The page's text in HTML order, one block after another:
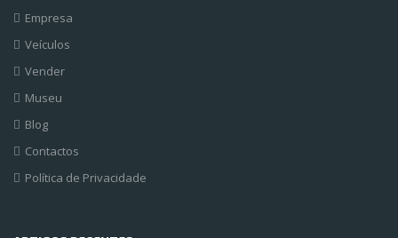
Empresa
Veículos
Vender
Museu
Blog
Contactos
Política de Privacidade